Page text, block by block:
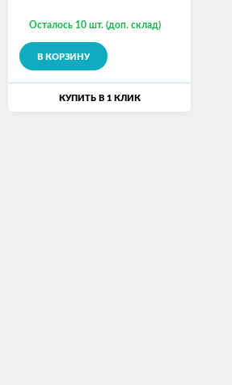
Осталось 10 шт. (доп. склад)
В КОРЗИНУ
КУПИТЬ В 1 КЛИК